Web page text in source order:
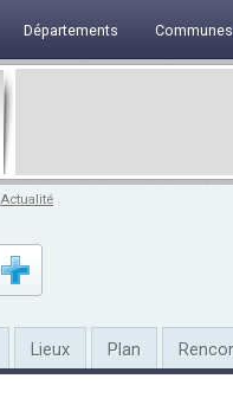
Départements Communes
Actualité
Lieux Plan